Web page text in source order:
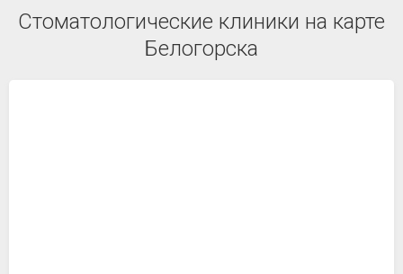
Стоматологические клиники на карте
Белогорска